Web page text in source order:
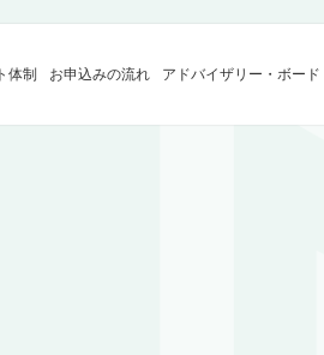
体制 お申込みの流れ アドバイザリー ・ボード